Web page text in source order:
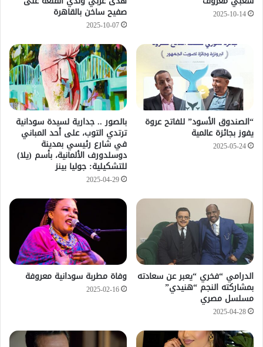
2025-10-14 صفيح ساخن بالقاهرة
2025-10-07
“الصندوق الأسود” للفاتح عروة
يفوز بجائزة عالمية
2025-05-24
بالصور .. جدارية لسيدة سودانية
ترتدي التوب، على أحد المباني
في شارع رئيسي بمدينة
دوسلدورف الألمانية، بأسم (يلا) ‏
للتشكيلية: جوليا بينز
2025-04-29
الدرامي “فخري “يعبر عن سعادته
بمشاركته النجم “هنيدي”
مسلسل مصري
2025-04-28
وفاة مطربة سودانية معروفة
2025-02-16